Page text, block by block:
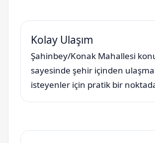
Kolay Ulaşım
Şahinbey/Konak Mahallesi
sayesinde şehir içinden
isteyenler için pratik bir